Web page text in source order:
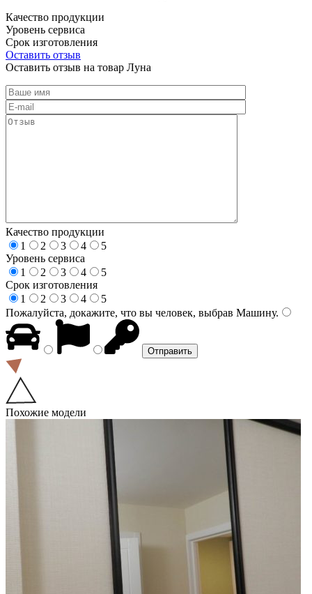
Качество продукции
Уровень сервиса
Срок изготовления
Оставить отзыв
Оставить отзыв на товар Луна
Качество продукции
1
2 3 4
5
Уровень сервиса
1
2 3 4
5
Срок изготовления
1
2 3 4
5
Пожалуйста, докажите, что вы человек, выбрав Машину.
Похожие модели